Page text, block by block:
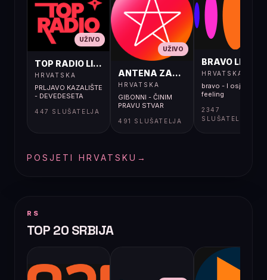
UŽIVO
TOP RADIO LIVE
HRVATSKA
PRLJAVO KAZALIŠTE
- DEVEDESETA
447 SLUŠATELJA
UŽIVO
ANTENA ZAGREB LIVE
HRVATSKA
GIBONNI - ČINIM
PRAVU STVAR
491 SLUŠATELJA
BRAVO LIVE
HRVATSKA
bravo - I osjećaj i
feeling
2347
SLUŠATELJA
POSJETI HRVATSKU →
RS
TOP 20 SRBIJA